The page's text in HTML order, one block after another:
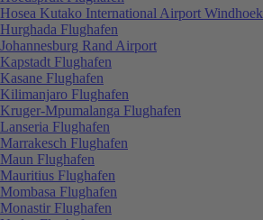
Hosea Kutako International Airport Windhoek
Hurghada Flughafen
Johannesburg Rand Airport
Kapstadt Flughafen
Kasane Flughafen
Kilimanjaro Flughafen
Kruger-Mpumalanga Flughafen
Lanseria Flughafen
Marrakesch Flughafen
Maun Flughafen
Mauritius Flughafen
Mombasa Flughafen
Monastir Flughafen